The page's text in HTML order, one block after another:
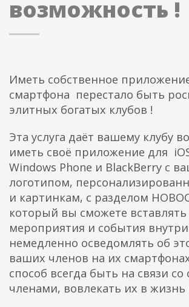
возможность !
Иметь собственное
смартфона перестало быть
элитных богатых клубов !
Эта услуга даёт вашему клубу
иметь своё приложение для
Windows Phone и BlackBerry с
логотипом,
и картинкам, с разделом
который вы сможете вставлять
мероприятия и события
немедленно осведомлять об
ваших членов на их
способ всегда быть на связи
членами, вовлекать их в жизнь